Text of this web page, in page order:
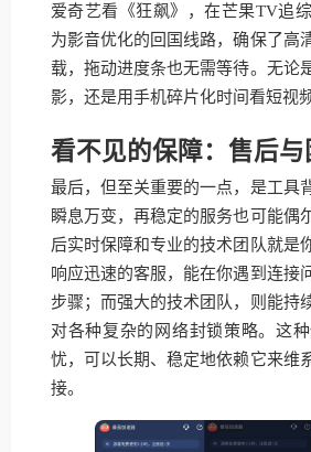
爱奇艺看《狂飙》，在芒果TV追
为影音优化的回国线路，确保了高
载，拖动进度条也无需等待。无论
影，还是用手机碎片化时间看短视
看不见的保障：售后
最后，但至关重要的一点，是工具
瞬息万变，再稳定的服务也可能偶
后实时保障和专业的技术团队就是
响应迅速的客服，能在你遇到连接
步骤；而强大的技术团队，则能持
对各种复杂的网络封锁策略。这
忧，可以长期、稳定地依赖它来维
接。